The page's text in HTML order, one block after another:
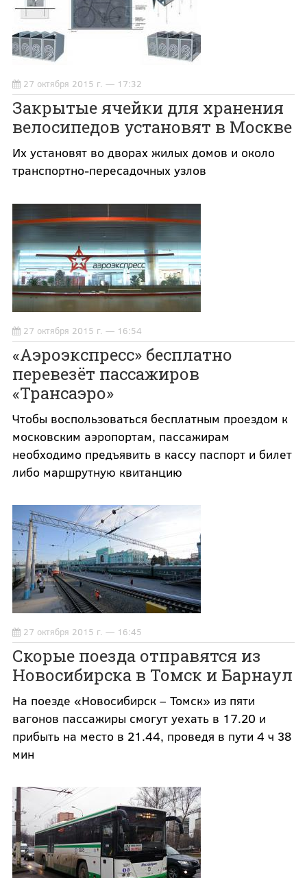
27 октября 2015 г. — 17:32
Закрытые ячейки для хранения
велосипедов установят в Москве
Их установят во дворах жилых домов и около
транспортно-пересадочных узлов
27 октября 2015 г. — 16:54
«Аэроэкспресс» бесплатно
перевезёт пассажиров
«Трансаэро»
Чтобы воспользоваться бесплатным проездом к
московским аэропортам, пассажирам
необходимо предъявить в кассу паспорт и билет
либо маршрутную квитанцию
27 октября 2015 г. — 16:45
Скорые поезда отправятся из
Новосибирска в Томск и Барнаул
На поезде «Новосибирск – Томск» из пяти
вагонов пассажиры смогут уехать в 17.20 и
прибыть на место в 21.44, проведя в пути 4 ч 38
мин